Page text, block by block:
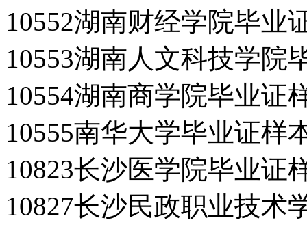
10552湖南财经学院毕业
10553湖南人文科技学院
10554湖南商学院毕业证
10555南华大学毕业证样
10823长沙医学院毕业证
10827长沙民政职业技术